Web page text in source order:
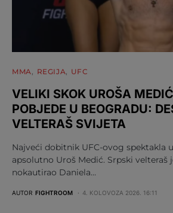
MMA REGIJA UFC
VELIKI SKOK UROŠA
POBJEDE U BEOGRADU:
VELTERAŠ SVIJETA
Najveći dobitnik UFC-ovog spektakla
apsolutno Uroš Medić. Srpski velteraš
nokautirao Daniela…
AUTOR FIGHTROOM 4. KOLOVOZA 2026. 16:11